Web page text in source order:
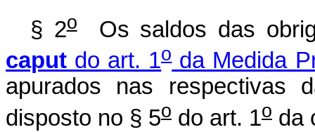
§ 2oOs saldos das
caput do art. 1oda Medida
apurados nas respectivas
disposto no § 5o do art. 1o da